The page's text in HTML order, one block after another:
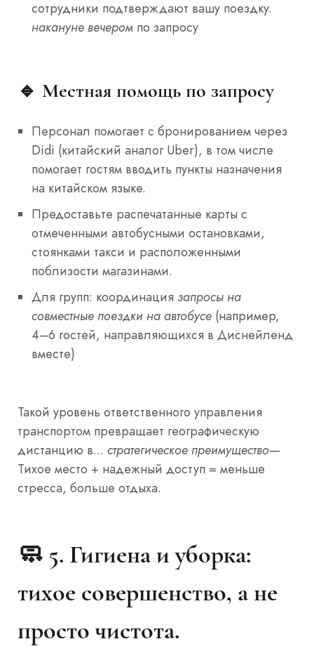
сотрудники подтверждают вашу поездку.
накануне вечером по запросу
🔹 Местная помощь по запросу
Персонал помогает с бронированием через
Didi (китайский аналог Uber), в том числе
помогает гостям вводить пункты назначения
на китайском языке.
Предоставьте распечатанные карты с
отмеченными автобусными остановками,
стоянками такси и расположенными
поблизости магазинами.
Для групп: координация запросы на
совместные поездки на автобусе(например,
4–6 гостей, направляющихся в Диснейленд
вместе)
Такой уровень ответственного управления
транспортом превращает географическую
дистанцию в... стратегическое преимущество—
Тихое место + надежный доступ = меньше
стресса, больше отдыха.
🧼 5. Гигиена и уборка:
тихое совершенство, а не
просто чистота.